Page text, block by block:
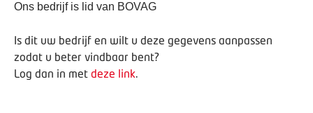
Ons bedrijf is lid van BOVAG
Is dit uw bedrijf en wilt u deze gegevens aanpassen
zodat u beter vindbaar bent?
Log dan in met deze link.